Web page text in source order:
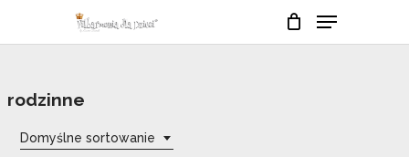
Menu
Cart Close
rodzinne
Domyślne sortowanie